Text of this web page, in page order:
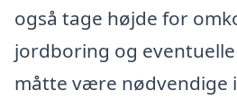
også tage højde for
jordboring og
måtte være nødvendige